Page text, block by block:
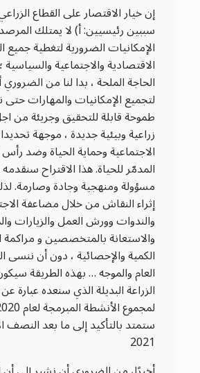
إن خيار الاقتصار على القطاع
سببين رئيسيين: أ) لا يمتلك
الإمكانيات الضرورية لتغطية جميع
الاقتصادية والاجتماعية
الحاجة الملحة ، بدا لنا من الضروري
لتجميع الإمكانيات والمهارات حتى
طموحة قابلة للتحقيق وجريئة من
زراعية وبيئية جديدة ، موجهة
الاجتماعية وحماية الحياة وضد
المدمّر للحياة. هذا الاقتراح
مسؤولة ومنهجية وجادة وصارمة.
إثراء النقاش من خلال مضاعفة
والندوات وورش العمل والزيارات
والاستعانة بالمتخصصين و
الكمية والإحصائية ، دون أن ننسى
العام والموجه … بهذه الطريقة
الزراعة البديلة الذي سنعده عبارة
ستمتد بالتأكيد إلى ما بعد النصف
2021